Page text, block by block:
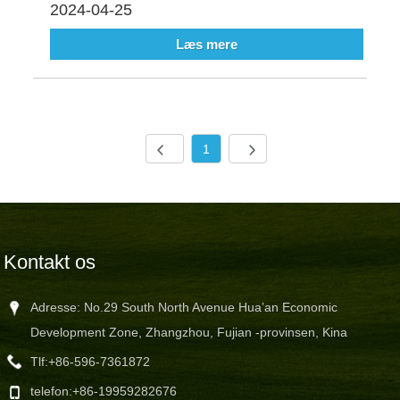
2024-04-25
Læs mere
1
Kontakt os
Adresse: No.29 South North Avenue Hua’an Economic
Development Zone, Zhangzhou, Fujian -provinsen, Kina
Tlf:+86-596-7361872
telefon:+86-19959282676